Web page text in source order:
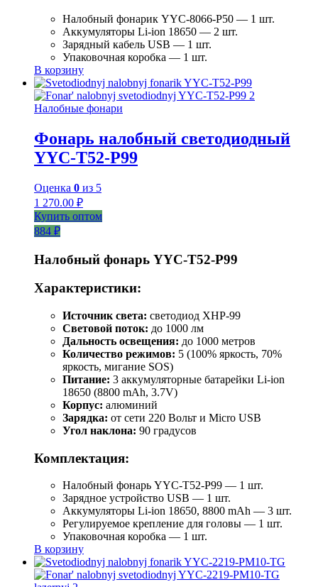
Налобный фонарик YYC-8066-P50 — 1 шт.
Аккумуляторы Li-ion 18650 — 2 шт.
Зарядный кабель USB — 1 шт.
Упаковочная коробка — 1 шт.
В корзину
Налобные фонари
Фонарь налобный светодиодный
YYC-T52-P99
Оценка 0 из 5
1 270.00 ₽
Купить оптом
884 ₽
Налобный фонарь YYC-T52-P99
Характеристики:
Источник света: светодиод XHP-99
Световой поток: до 1000 лм
Дальность освещения: до 1000 метров
Количество режимов: 5 (100% яркость, 70%
яркость, мигание SOS)
Питание: 3 аккумуляторные батарейки Li-ion
18650 (8800 mAh, 3.7V)
Корпус: алюминий
Зарядка: от сети 220 Вольт и Micro USB
Угол наклона: 90 градусов
Комплектация:
Налобный фонарь YYC-T52-P99 — 1 шт.
Зарядное устройство USB — 1 шт.
Аккумуляторы Li-ion 18650, 8800 mAh — 3 шт.
Регулируемое крепление для головы — 1 шт.
Упаковочная коробка — 1 шт.
В корзину